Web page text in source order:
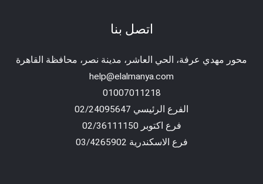
اتصل بنا
محور مهدي عرفة، الحي العاشر، مدينة نصر، محافظة القاهرة‬
help@elalmanya.com
01007011218
الفرع الرئيسي 02/24095647
فرع اكتوبر 02/36111150
فرع الاسكندرية 03/4265902